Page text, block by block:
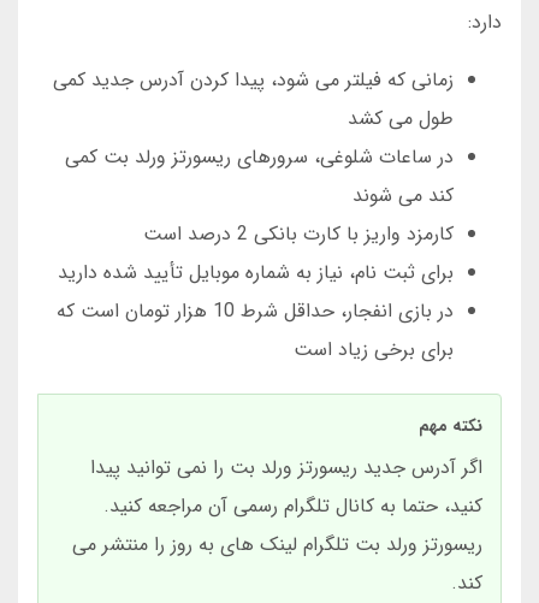
دارد:
زمانی که فیلتر می شود، پیدا کردن آدرس جدید کمی
طول می کشد
در ساعات شلوغی، سرورهای ریسورتز ورلد بت کمی
کند می شوند
کارمزد واریز با کارت بانکی 2 درصد است
برای ثبت نام، نیاز به شماره موبایل تأیید شده دارید
در بازی انفجار، حداقل شرط 10 هزار تومان است که
برای برخی زیاد است
نکته مهم
اگر آدرس جدید ریسورتز ورلد بت را نمی توانید پیدا
کنید، حتما به کانال تلگرام رسمی آن مراجعه کنید.
ریسورتز ورلد بت تلگرام لینک های به روز را منتشر می
کند.